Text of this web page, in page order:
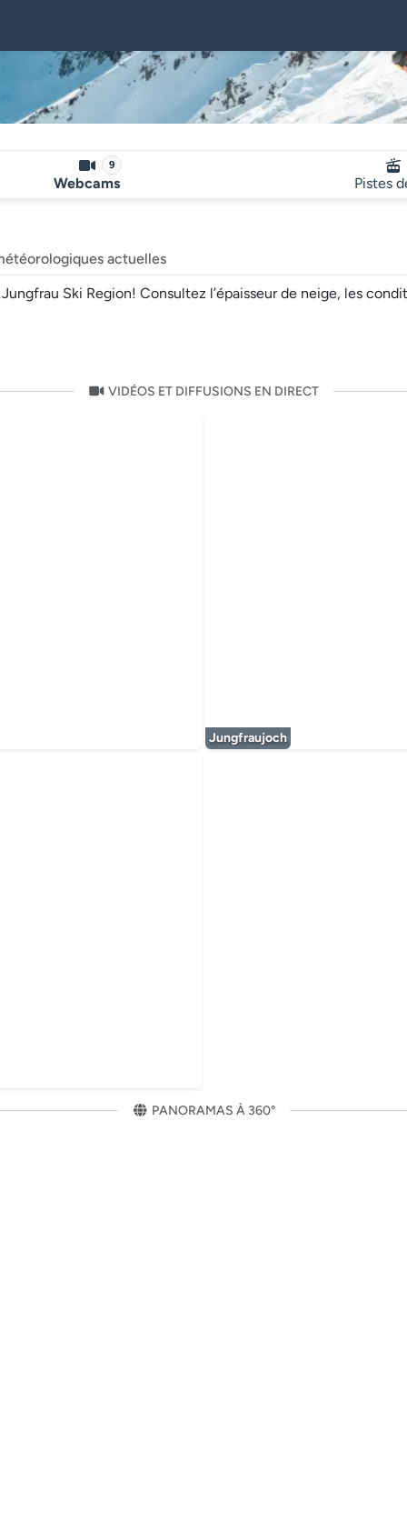
9
Webcams Pistes
actuelles
Ski Region! Consultez l’épaisseur de neige, les
VIDÉOS ET DIFFUSIONS EN DIRECT
Jungfraujoch
PANORAMAS À 360°